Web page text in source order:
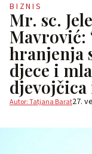
BIZNIS
Mr. sc.
Mavrović:
hranjenja
djece i
djevojčica
Autor: Tatjana Barat27.